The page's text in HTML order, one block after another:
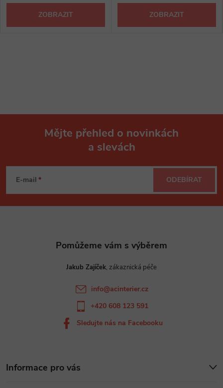
ZOBRAZIT ZOBRAZIT
p
Mějte přehled o novinkách
a slevách
E-mail ODEBÍRAT
Informace pro vás
Jakub Zajíček
info@acinterier.cz
+420 608 123 591
Sledujte nás na Facebooku